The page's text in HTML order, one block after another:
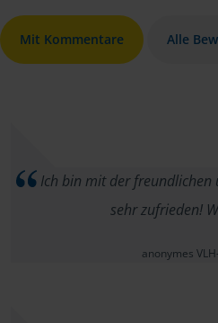
Mit Kommentare Alle
Ich bin mit der freundlichen
sehr zufrieden!
anonymes